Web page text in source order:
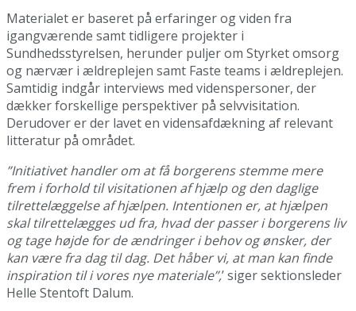
Materialet er baseret på erfaringer og viden fra
igangværende samt tidligere projekter i
Sundhedsstyrelsen, herunder puljer om Styrket omsorg
og nærvær i ældreplejen samt Faste teams i ældreplejen.
Samtidig indgår interviews med videnspersoner, der
dækker forskellige perspektiver på selvvisitation.
Derudover er der lavet en vidensafdækning af relevant
litteratur på området.
”Initiativet handler om at få borgerens stemme mere
frem i forhold til visitationen af hjælp og den daglige
tilrettelæggelse af hjælpen. Intentionen er, at hjælpen
skal tilrettelægges ud fra, hvad der passer i borgerens liv
og tage højde for de ændringer i behov og ønsker, der
kan være fra dag til dag. Det håber vi, at man kan finde
inspiration til i vores nye materiale”,’ siger sektionsleder
Helle Stentoft Dalum.